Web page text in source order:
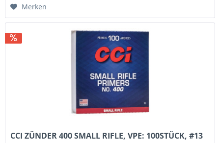
Merken
CCI ZÜNDER 400 SMALL RIFLE, VPE: 100STÜCK, #13